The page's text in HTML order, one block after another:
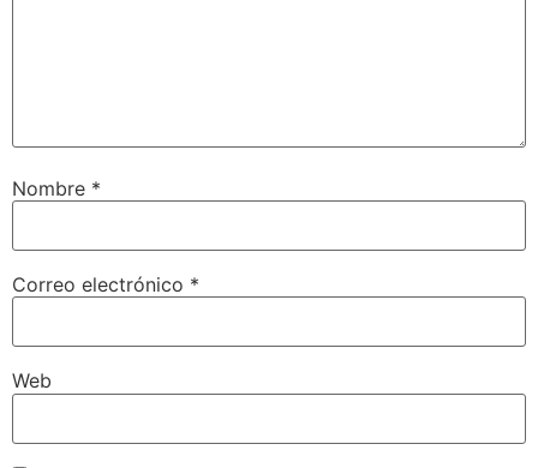
Nombre *
Correo electrónico *
Web